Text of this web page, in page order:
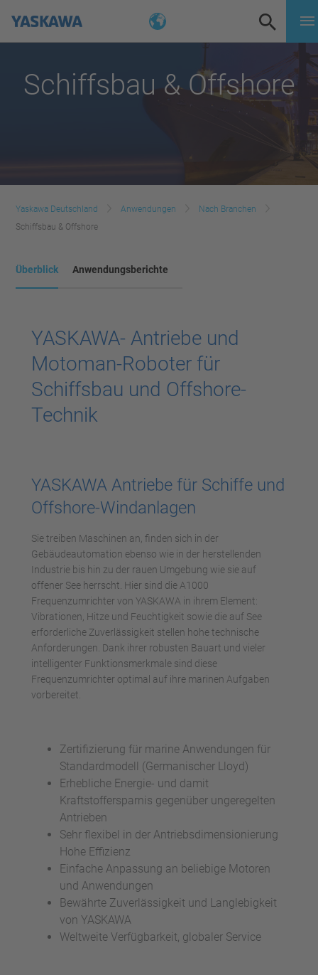
Schiffsbau & Offshore
Yaskawa Deutschland Anwendungen
Nach Branchen
Schiffsbau & Offshore
Überblick Anwendungsberichte
YASKAWA- Antriebe und
Motoman-Roboter für
Schiffsbau und Offshore-
Technik
YASKAWA Antriebe für Schiffe und
Offshore-Windanlagen
Sie treiben Maschinen an, finden sich in der
Gebäudeautomation ebenso wie in der herstellenden
Industrie bis hin zu der rauen Umgebung wie sie auf
offener See herrscht. Hier sind die A1000
Frequenzumrichter von YASKAWA in ihrem Element:
Vibrationen, Hitze und Feuchtigkeit sowie die auf See
erforderliche Zuverlässigkeit stellen hohe technische
Anforderungen. Dank ihrer robusten Bauart und vieler
intelligenter Funktionsmerkmale sind diese
Frequenzumrichter optimal auf ihre marinen Aufgaben
vorbereitet.
Zertifizierung für marine Anwendungen für
Standardmodell (Germanischer Lloyd)
Erhebliche Energie- und damit
Kraftstoffersparnis gegenüber ungeregelten
Antrieben
Sehr flexibel in der Antriebsdimensionierung
Hohe Effizienz
Einfache Anpassung an beliebige Motoren
und Anwendungen
Bewährte Zuverlässigkeit und Langlebigkeit
von YASKAWA
Weltweite Verfügbarkeit, globaler Service